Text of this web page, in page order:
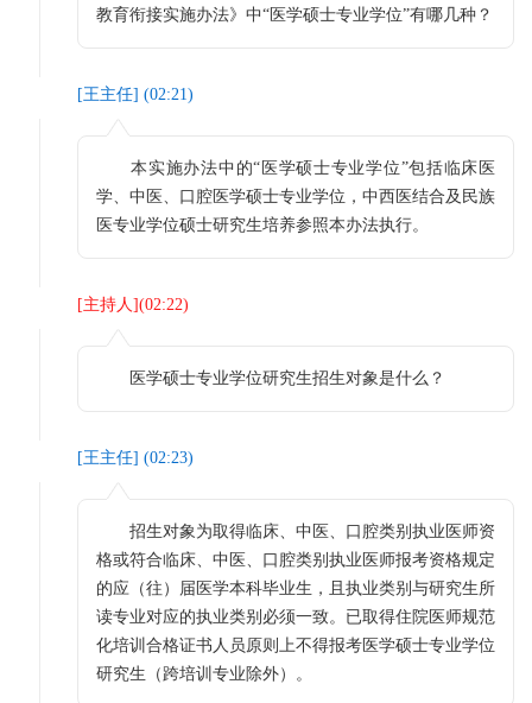
教育衔接实施办法》中“医学硕士专业学位”有哪几种？
[王主任] (02:21 )
本实施办法中的“医学硕士专业学位”包括临床医
学、中医、口腔医学硕士专业学位，中西医结合及民族
医专业学位硕士研究生培养参照本办法执行。
[主持人 ](02:22)
医学硕士专业学位研究生招生对象是什么？
[王主任] (02:23)
招生对象为取得临床、中医、口腔类别执业医师资
格或符合临床、中医、口腔类别执业医师报考资格规定
的应（往）届医学本科毕业生，且执业类别与研究生所
读专业对应的执业类别必须一致。已取得住院医师规范
化培训合格证书人员原则上不得报考医学硕士专业学位
研究生（跨培训专业除外）。